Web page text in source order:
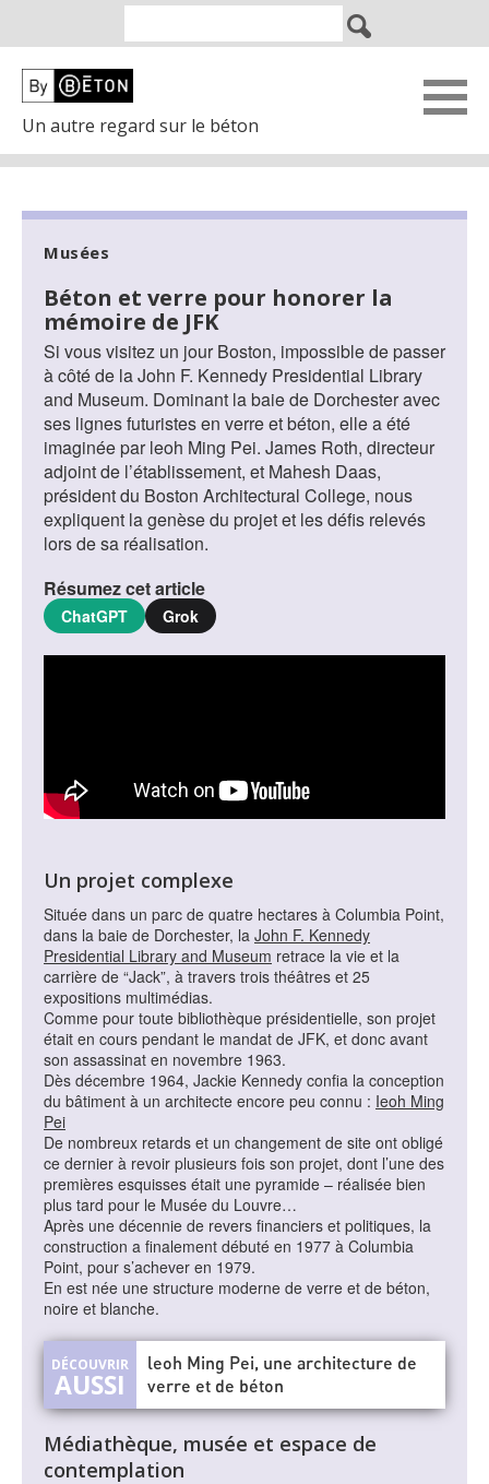
Un autre regard sur le béton
Musées
Béton et verre pour honorer la
mémoire de JFK
Si vous visitez un jour Boston, impossible de passer
à côté de la John F. Kennedy Presidential Library
and Museum. Dominant la baie de Dorchester avec
ses lignes futuristes en verre et béton, elle a été
imaginée par leoh Ming Pei. James Roth, directeur
adjoint de l’établissement, et Mahesh Daas,
président du Boston Architectural College, nous
expliquent la genèse du projet et les défis relevés
lors de sa réalisation.
Résumez cet article
ChatGPT Grok
Un projet complexe
Située dans un parc de quatre hectares à Columbia Point,
dans la baie de Dorchester, la John F. Kennedy
Presidential Library and Museum retrace la vie et la
carrière de “Jack”, à travers trois théâtres et 25
expositions multimédias.
Comme pour toute bibliothèque présidentielle, son projet
était en cours pendant le mandat de JFK, et donc avant
son assassinat en novembre 1963.
Dès décembre 1964, Jackie Kennedy confia la conception
du bâtiment à un architecte encore peu connu : Ieoh Ming
Pei
De nombreux retards et un changement de site ont obligé
ce dernier à revoir plusieurs fois son projet, dont l’une des
premières esquisses était une pyramide – réalisée bien
plus tard pour le Musée du Louvre…
Après une décennie de revers financiers et politiques, la
construction a finalement débuté en 1977 à Columbia
Point, pour s’achever en 1979.
En est née une structure moderne de verre et de béton,
noire et blanche.
leoh Ming Pei, une architecture de
verre et de béton
Médiathèque, musée et espace de
contemplation